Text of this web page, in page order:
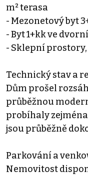
m² terasa
- Mezonetový byt
- Byt 1+kk ve
- Sklepní prostory,
Technický stav a
Dům prošel
průběžnou
probíhaly
jsou průběžně
Parkování a
Nemovitost